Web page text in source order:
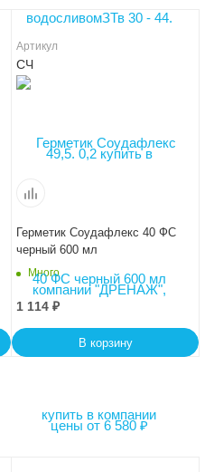
Артикул
СЧ
Герметик Соудафлекс 40 ФС
черный 600 мл
Много
1 114 ₽
В корзину